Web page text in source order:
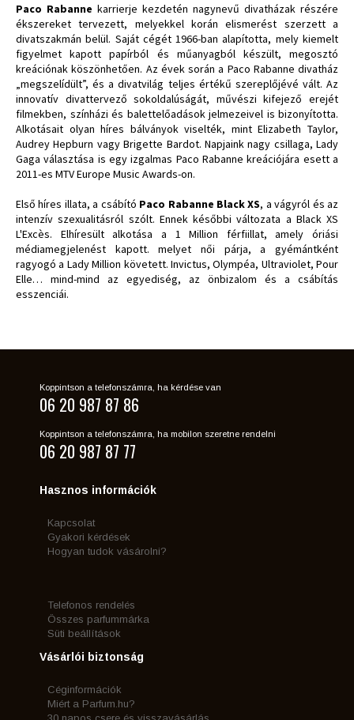
Paco Rabanne karrierje kezdetén nagynevű divatházak részére
ékszereket tervezett, melyekkel korán elismerést szerzett a
divatszakmán belül. Saját cégét 1966-ban alapította, mely kiemelt
figyelmet kapott papírból és műanyagból készült, megosztó
kreációnak köszönhetően. Az évek során a Paco Rabanne divatház
„megszelídült”, és a divatvilág teljes értékű szereplőjévé vált. Az
innovatív divattervező sokoldalúságát, művészi kifejező erejét
filmekben, színházi és balettelőadások jelmezeivel is bizonyította.
Alkotásait olyan híres bálványok viselték, mint Elizabeth Taylor,
Audrey Hepburn vagy Brigette Bardot. Napjaink nagy csillaga, Lady
Gaga választása is egy izgalmas Paco Rabanne kreációjára esett a
2011-es MTV Europe Music Awards-on.
Első híres illata, a csábító Paco Rabanne Black XS, a vágyról és az
intenzív szexualitásról szólt. Ennek későbbi változata a Black XS
L'Excès. Elhíresült alkotása a 1 Million férfiillat, amely óriási
médiamegjelenést kapott. melyet női párja, a gyémántként
ragyogó a Lady Million követett. Invictus, Olympéa, Ultraviolet, Pour
Elle… mind-mind az egyediség, az önbizalom és a csábítás
esszenciái.
Koppintson a telefonszámra, ha kérdése van
06 20 987 87 86
Koppintson a telefonszámra, ha mobilon szeretne rendelni
06 20 987 87 77
Hasznos információk
Kapcsolat
Gyakori kérdések
Hogyan tudok vásárolni?
Telefonos rendelés
Összes parfummárka
Süti beállítások
Vásárlói biztonság
Céginformációk
Miért a Parfum.hu?